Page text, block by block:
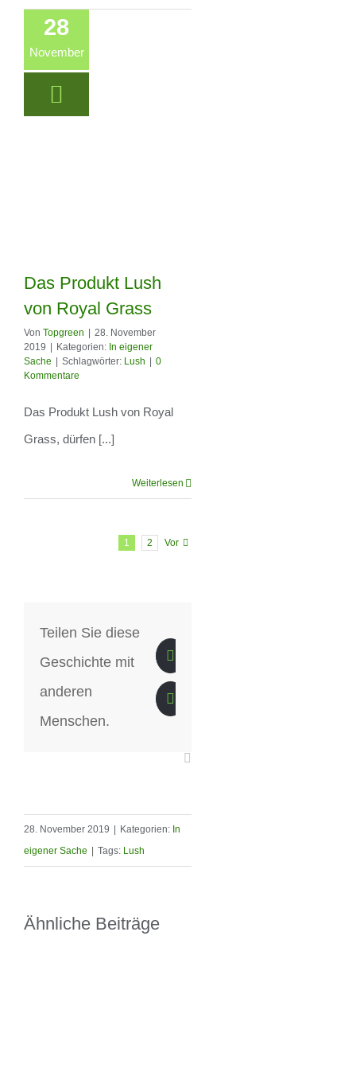
28
November
Das Produkt Lush
von Royal Grass
Das Produkt Lush
von Royal Grass
Von Topgreen | 28. November
2019 | Kategorien: In eigener
Sache | Schlagwörter: Lush | 0
Kommentare
Das Produkt Lush von Royal
Grass, dürfen [...]
Weiterlesen
1 2 Vor
Teilen Sie diese
Geschichte mit
anderen
Menschen.
28. November 2019 | Kategorien: In
eigener Sache | Tags: Lush
Ähnliche Beiträge